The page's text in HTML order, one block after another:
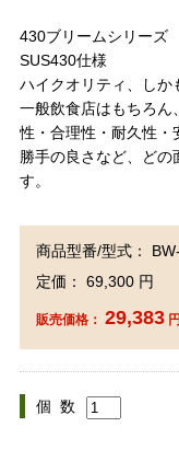
430ブリームシリーズ
SUS430仕様
ハイクオリティ、しか
一般飲食店はもちろん
性・合理性・耐久性・
勝手の良さなど、どの
す。
商品型番/型式：
定価： 69,300 円
販売価格： 29,383
個 数